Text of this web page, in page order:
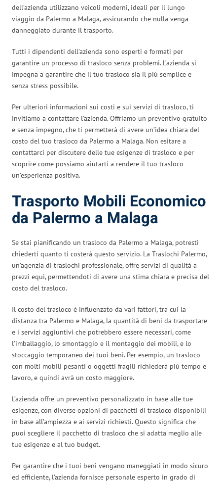
dell’azienda utilizzano veicoli moderni, ideali per il lungo
viaggio da Palermo a Malaga, assicurando che nulla venga
danneggiato durante il trasporto.
Tutti i dipendenti dell’azienda sono esperti e formati per
garantire un processo di trasloco senza problemi. L’azienda si
impegna a garantire che il tuo trasloco sia il più semplice e
senza stress possibile.
Per ulteriori informazioni sui costi e sui servizi di trasloco, ti
invitiamo a contattare l’azienda. Offriamo un preventivo gratuito
e senza impegno, che ti permetterà di avere un’idea chiara del
costo del tuo trasloco da Palermo a Malaga. Non esitare a
contattarci per discutere delle tue esigenze di trasloco e per
scoprire come possiamo aiutarti a rendere il tuo trasloco
un’esperienza positiva.
Trasporto Mobili Economico
da Palermo a Malaga
Se stai pianificando un trasloco da Palermo a Malaga, potresti
chiederti quanto ti costerà questo servizio. La Traslochi Palermo,
un’agenzia di traslochi professionale, offre servizi di qualità a
prezzi equi, permettendoti di avere una stima chiara e precisa del
costo del trasloco.
Il costo del trasloco è influenzato da vari fattori, tra cui la
distanza tra Palermo e Malaga, la quantità di beni da trasportare
e i servizi aggiuntivi che potrebbero essere necessari, come
l’imballaggio, lo smontaggio e il montaggio dei mobili, e lo
stoccaggio temporaneo dei tuoi beni. Per esempio, un trasloco
con molti mobili pesanti o oggetti fragili richiederà più tempo e
lavoro, e quindi avrà un costo maggiore.
L’azienda offre un preventivo personalizzato in base alle tue
esigenze, con diverse opzioni di pacchetti di trasloco disponibili
in base all’ampiezza e ai servizi richiesti. Questo significa che
puoi scegliere il pacchetto di trasloco che si adatta meglio alle
tue esigenze e al tuo budget.
Per garantire che i tuoi beni vengano maneggiati in modo sicuro
ed efficiente, l’azienda fornisce personale esperto in grado di